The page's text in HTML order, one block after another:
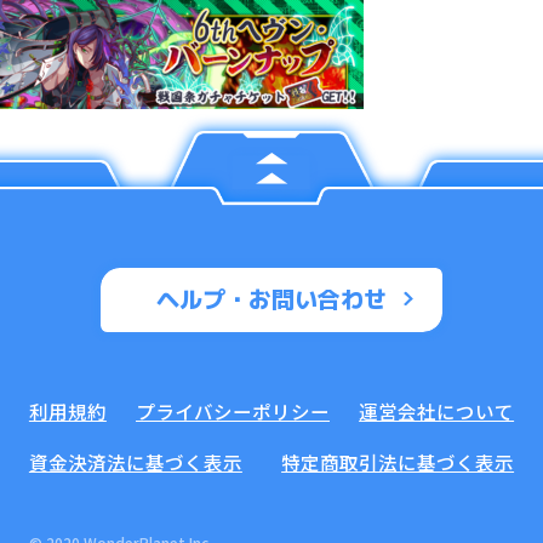
ヘルプ・お問い合わせ
利用規約 プライバシーポリシー
運営会社について
資金決済法に基づく表示
特定商取引法に基づく表示